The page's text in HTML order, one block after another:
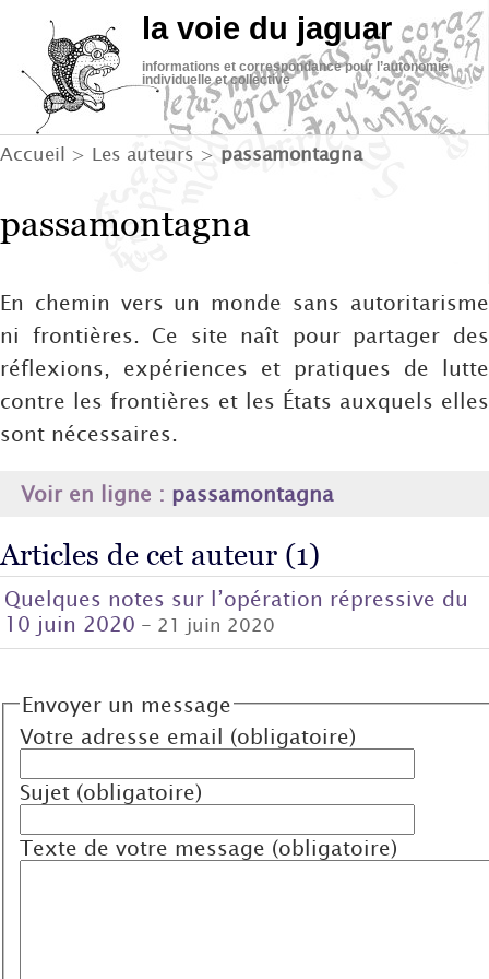
la voie du jaguar
informations et correspondance pour l’autonomie
individuelle et collective
Accueil > Les auteurs > passamontagna
passamontagna
En chemin vers un monde sans autoritarisme
ni frontières. Ce site naît pour partager des
réflexions, expériences et pratiques de lutte
contre les frontières et les États auxquels elles
sont nécessaires.
Voir en ligne : passamontagna
Articles de cet auteur (1)
Quelques notes sur l’opération répressive du
10 juin 2020 - 21 juin 2020
Envoyer un message
Votre adresse email (obligatoire)
Sujet (obligatoire)
Texte de votre message (obligatoire)